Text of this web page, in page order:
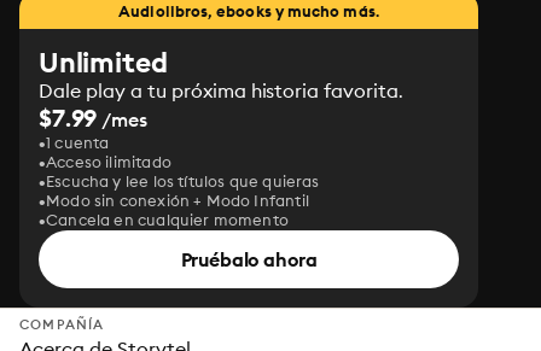
Audiolibros, ebooks y mucho más.
Unlimited
Dale play a tu próxima historia favorita.
$7.99 /mes
1 cuenta
Acceso ilimitado
Escucha y lee los títulos que quieras
Modo sin conexión + Modo Infantil
Cancela en cualquier momento
Pruébalo ahora
COMPAÑÍA